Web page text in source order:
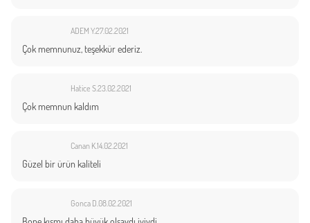
ADEM Y.27.02.2021
Çok memnunuz, teşekkür ederiz.
Hatice S.23.02.2021
Çok memnun kaldım
Canan K.14.02.2021
Güzel bir ürün kaliteli
Gonca D. 08.02.2021